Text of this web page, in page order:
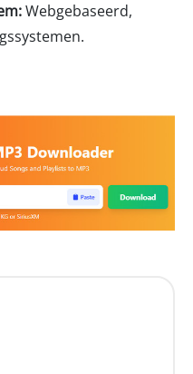
Webgebaseerd,